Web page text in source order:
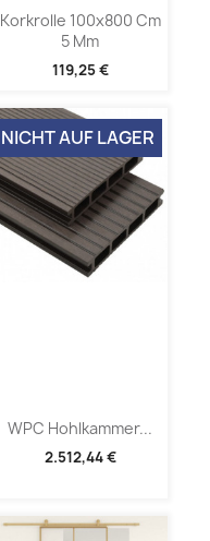
Korkrolle 100x800 Cm
5 Mm
119,25 €
WPC Hohlkammer...
2.512,44 €
NICHT AUF LAGER